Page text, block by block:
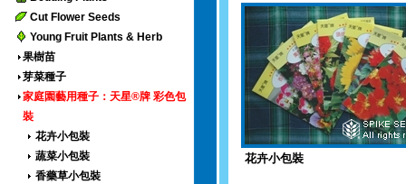
Cut Flower Seeds
Young Fruit Plants & Herb
果樹苗
芽菜種子
家庭園藝用種子：天星®牌 彩色包
裝
花卉小包裝
蔬菜小包裝
香藥草小包裝
花卉小包裝